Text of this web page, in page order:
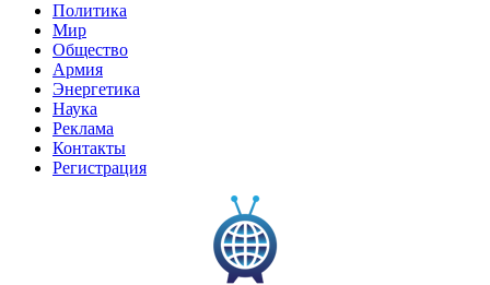
Политика
Мир
Общество
Армия
Энергетика
Наука
Реклама
Контакты
Регистрация